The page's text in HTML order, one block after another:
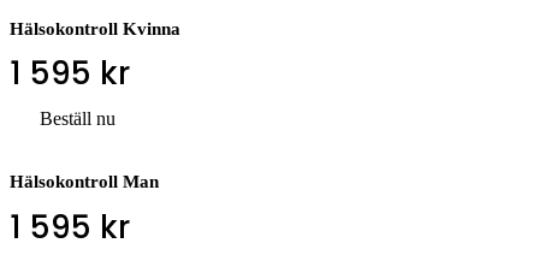
Hälsokontroll Kvinna
1 595 kr
Beställ nu
Hälsokontroll Man
1 595 kr